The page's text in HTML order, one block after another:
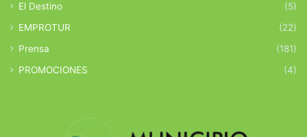
El Destino
(5)
EMPROTUR
(22)
Prensa
(181)
PROMOCIONES
(4)